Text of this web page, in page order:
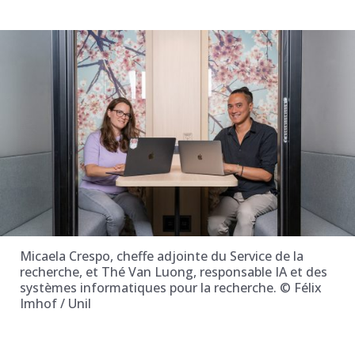
Micaela Crespo, cheffe adjointe du Service de la
recherche, et Thé Van Luong, responsable IA et des
systèmes informatiques pour la recherche. © Félix
Imhof / Unil